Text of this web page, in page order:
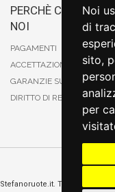
Noi
di
sito,
per
PERCHÈ
NOI
PAGAMENTI
ACCETTAZIONE DEGLI
GARANZIE SUI PRODOTTI
DIRITTO DI RECESSO
Stefanoruote.it. Tutti i diritti